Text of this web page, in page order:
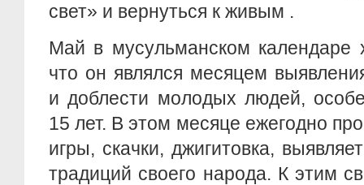
свет» и вернуться к живым .
Май в мусульманском календаре
что он являлся месяцем
и доблести молодых людей,
15 лет. В этом месяце ежегодно
игры, скачки, джигитовка,
традиций своего народа. К этим